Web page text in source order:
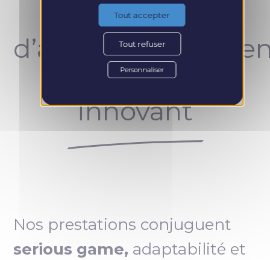
Un concept
unique et
innovant
Nos prestations conjuguent
serious game, adaptabilité et
Tout accepter
Tout refuser
Personnaliser